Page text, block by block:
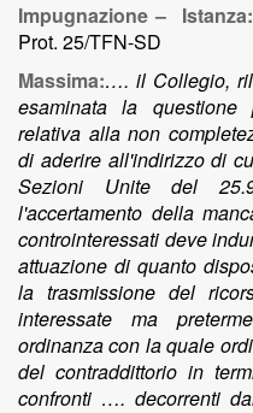
Impugnazione – Istanza:
Prot. 25/TFN-SD
Massima:…. il Collegio,
esaminata la questione
relativa alla non
di aderire all'indirizzo di
Sezioni Unite del
l'accertamento della
controinteressati deve
attuazione di quanto
la trasmissione del
interessate ma
ordinanza con la quale
del contraddittorio in
confronti …. decorrenti